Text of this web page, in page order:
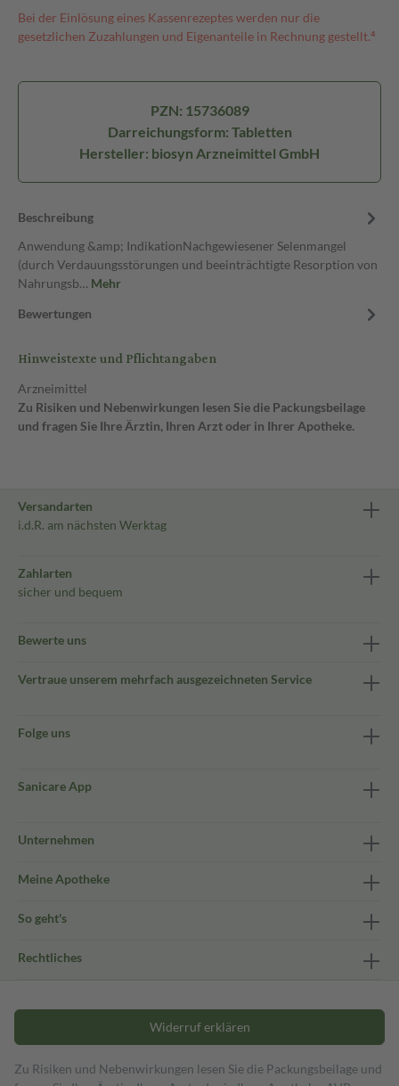
Bei der Einlösung eines Kassenrezeptes werden nur die
gesetzlichen Zuzahlungen und Eigenanteile in Rechnung gestellt.⁴
PZN: 15736089
Darreichungsform: Tabletten
Hersteller: biosyn Arzneimittel GmbH
Beschreibung
Anwendung &amp; IndikationNachgewiesener Selenmangel
(durch Verdauungsstörungen und beeinträchtigte Resorption von
Nahrungsb… Mehr
Bewertungen
Hinweistexte und Pflichtangaben
Arzneimittel
Zu Risiken und Nebenwirkungen lesen Sie die Packungsbeilage
und fragen Sie Ihre Ärztin, Ihren Arzt oder in Ihrer Apotheke.
Versandarten
i.d.R. am nächsten Werktag
Zahlarten
sicher und bequem
Bewerte uns
Vertraue unserem mehrfach ausgezeichneten Service
Folge uns
Sanicare App
Unternehmen
Meine Apotheke
So geht's
Rechtliches
Widerruf erklären
Zu Risiken und Nebenwirkungen lesen Sie die Packungsbeilage und